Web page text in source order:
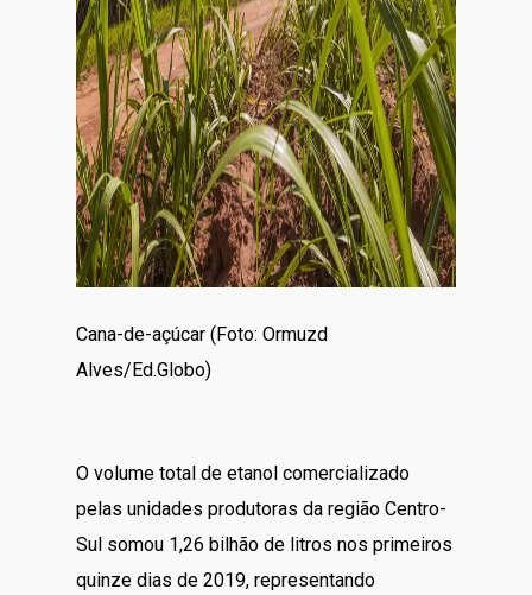
Cana-de-açúcar (Foto: Ormuzd
Alves/Ed.Globo)
O volume total de etanol comercializado
pelas unidades produtoras da região Centro-
Sul somou 1,26 bilhão de litros nos primeiros
quinze dias de 2019, representando